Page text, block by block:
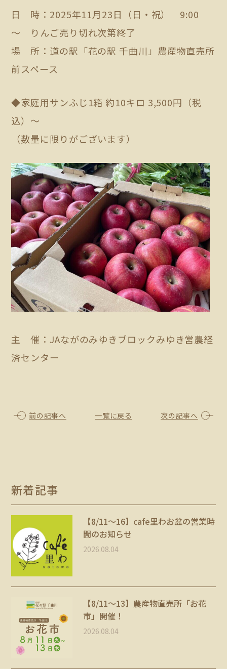
日 時：2025年11月23日（日・祝） 9:00
～ りんご売り切れ次第終了
場 所：道の駅「花の駅 千曲川」農産物直売所
前スペース
◆家庭用サンふじ1箱 約10キロ 3,500円（税
込）～
（数量に限りがございます）
主 催：JAながのみゆきブロックみゆき営農経
済センター
前の記事へ 一覧に戻る 次の記事へ
新着記事
【8/11〜16】cafe里わお盆の営業時
間のお知らせ
2026.08.04
【8/11～13】農産物直売所「お花
市」開催！
2026.08.04